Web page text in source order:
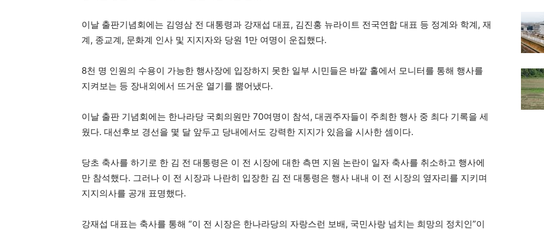
이날 출판기념회에는 김영삼 전 대통령과 강재섭 대표, 김진홍 뉴라이트 전국연합 대표 등 정계와 학계, 재
계, 종교계, 문화계 인사 및 지지자와 당원 1만 여명이 운집했다.
8천 명 인원의 수용이 가능한 행사장에 입장하지 못한 일부 시민들은 바깥 홀에서 모니터를 통해 행사를
지켜보는 등 장내외에서 뜨거운 열기를 뿜어냈다.
이날 출판 기념회에는 한나라당 국회의원만 70여명이 참석, 대권주자들이 주최한 행사 중 최다 기록을 세
웠다. 대선후보 경선을 몇 달 앞두고 당내에서도 강력한 지지가 있음을 시사한 셈이다.
당초 축사를 하기로 한 김 전 대통령은 이 전 시장에 대한 측면 지원 논란이 일자 축사를 취소하고 행사에
만 참석했다. 그러나 이 전 시장과 나란히 입장한 김 전 대통령은 행사 내내 이 전 시장의 옆자리를 지키며
지지의사를 공개 표명했다.
강재섭 대표는 축사를 통해 “이 전 시장은 한나라당의 자랑스런 보배, 국민사랑 넘치는 희망의 정치인”이